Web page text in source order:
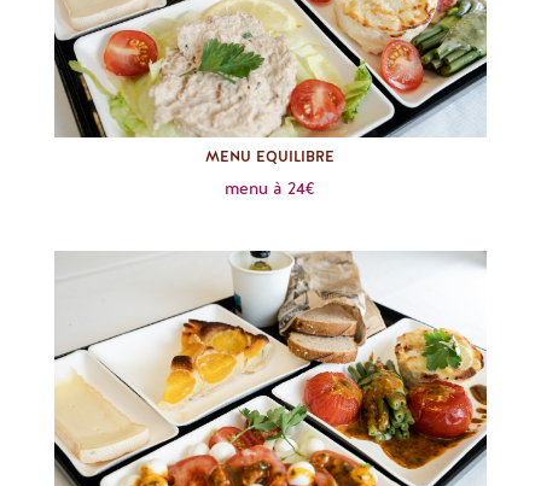
MENU EQUILIBRE
menu à 24€